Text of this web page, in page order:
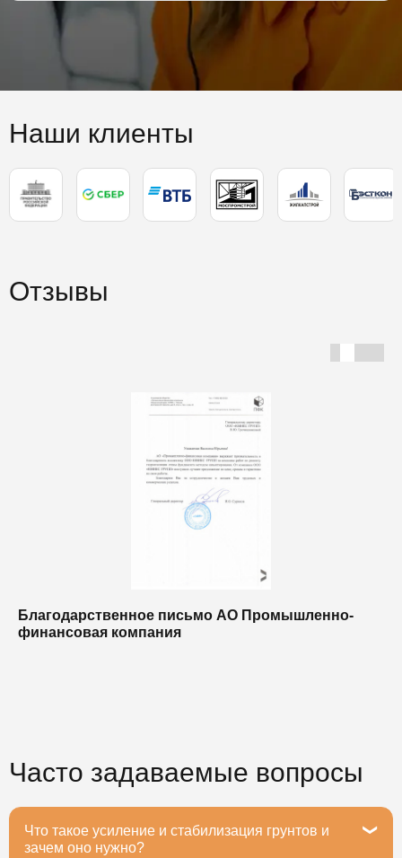
Наши клиенты
Отзывы
Благодарственное письмо АО Промышленно-
финансовая компания
Часто задаваемые вопросы
Что такое усиление и стабилизация грунтов и
зачем оно нужно?